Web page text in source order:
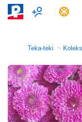
Pemain
Teka-teki